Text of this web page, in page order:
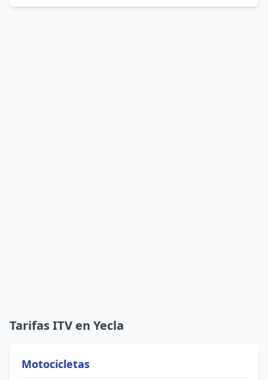
Tarifas ITV en Yecla
Motocicletas